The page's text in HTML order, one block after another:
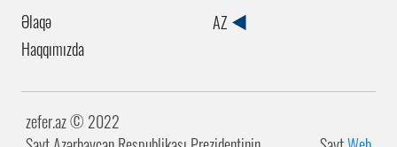
Əlaqə
Haqqımızda
AZ
zefer.az ©️ 2022